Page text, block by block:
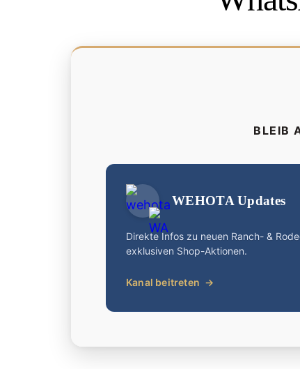
BLEIB
WEHOTA Updates
Direkte Infos zu neuen Ranch- &
exklusiven Shop-Aktionen.
Kanal beitreten →